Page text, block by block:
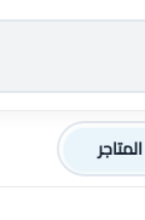
المتاجر